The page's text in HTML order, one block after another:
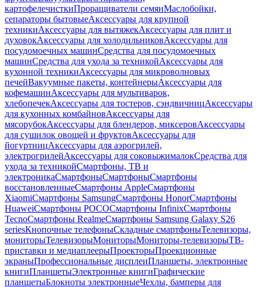
картофелечисткиПроращиватели семянМаслобойки,
сепараторы бытовыеАксессуары для крупной
техникиАксессуары для вытяжекАксессуары для плит и
духовокАксессуары для холодильниковАксессуары для
посудомоечных машинСредства для посудомоечных
машинСредства для ухода за техникойАксессуары для
кухонной техникиАксессуары для микроволновых
печейВакуумные пакеты, контейнерыАксессуары для
кофемашинАксессуары для мультиварок,
хлебопечекАксессуары для тостеров, сэндвичницАксессуары
для кухонных комбайновАксессуары для
мясорубокАксессуары для блендеров, миксеровАксессуары
для сушилок овощей и фруктовАксессуары для
йогуртницАксессуары для аэрогрилей,
электрогрилейАксессуары для соковыжималокСредства для
ухода за техникойСмартфоны, ТВ и
электроникаСмартфоныСмартфоныСмартфоны
восстановленныеСмартфоны AppleСмартфоны
XiaomiСмартфоны SamsungСмартфоны HonorСмартфоны
HuaweiСмартфоны POCOСмартфоны InfinixСмартфоны
TecnoСмартфоны RealmeСмартфоны Samsung Galaxy S26
seriesКнопочные телефоныСкладные смартфоныТелевизоры,
мониторыТелевизорыМониторыМониторы-телевизорыТВ-
приставки и медиаплеерыПроекторыПроекционные
экраныПрофессиональные дисплеиПланшеты, электронные
книгиПланшетыЭлектронные книгиГрафические
планшетыБлокноты электронныеЧехлы, бамперы для